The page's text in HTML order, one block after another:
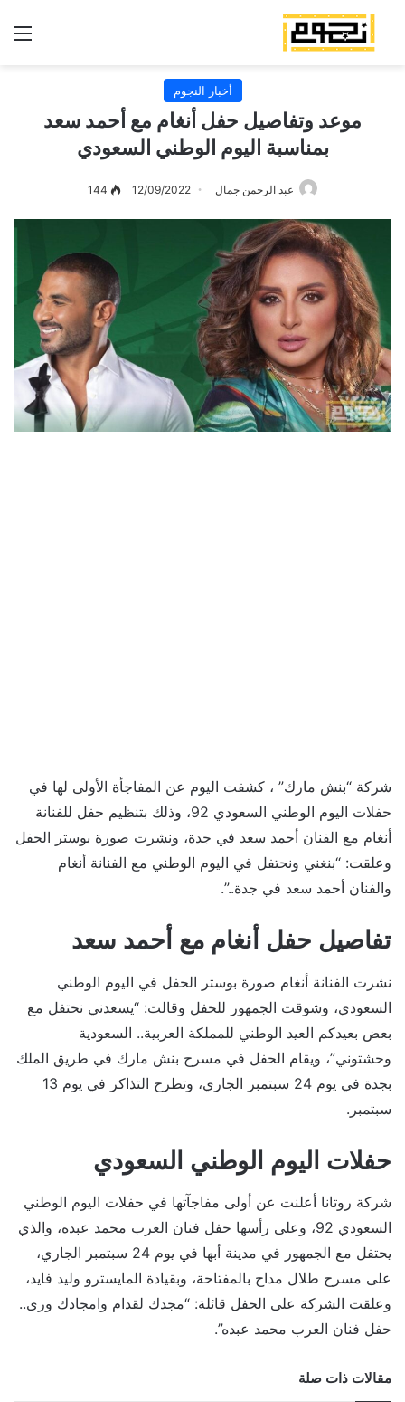
أخبار النجوم
موعد وتفاصيل حفل أنغام مع أحمد سعد
بمناسبة اليوم الوطني السعودي
عبد الرحمن جمال 12/09/2022
144
شركة “بنش مارك” ، كشفت اليوم عن المفاجأة الأولى لها في
حفلات اليوم الوطني السعودي 92، وذلك بتنظيم حفل للفنانة
أنغام مع الفنان أحمد سعد في جدة، ونشرت صورة بوستر الحفل
وعلقت: “بنغني ونحتفل في اليوم الوطني مع الفنانة أنغام
والفنان أحمد سعد في جدة..”.
تفاصيل حفل أنغام مع أحمد سعد
نشرت الفنانة أنغام صورة بوستر الحفل في اليوم الوطني
السعودي، وشوقت الجمهور للحفل وقالت: “يسعدني نحتفل مع
بعض بعيدكم العيد الوطني للمملكة العربية.. السعودية
وحشتوني”، ويقام الحفل في مسرح بنش مارك في طريق الملك
بجدة في يوم 24 سبتمبر الجاري، وتطرح التذاكر في يوم 13
سبتمبر.
حفلات اليوم الوطني السعودي
شركة روتانا أعلنت عن أولى مفاجآتها في حفلات اليوم الوطني
السعودي 92، وعلى رأسها حفل فنان العرب محمد عبده، والذي
يحتفل مع الجمهور في مدينة أبها في يوم 24 سبتمبر الجاري،
على مسرح طلال مداح بالمفتاحة، وبقيادة المايسترو وليد فايد،
وعلقت الشركة على الحفل قائلة: “مجدك لقدام وامجادك ورى..
حفل فنان العرب محمد عبده”.
مقالات ذات صلة